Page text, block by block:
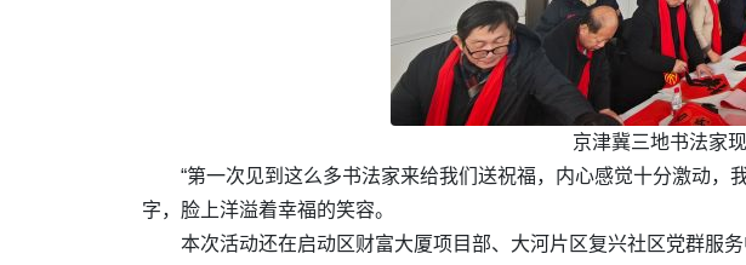
京津冀三地书法家
“第一次见到这么多书法家来给我们送祝福，内心感觉十分激动
字，脸上洋溢着幸福的笑容。
本次活动还在启动区财富大厦项目部、大河片区复兴社区党群服